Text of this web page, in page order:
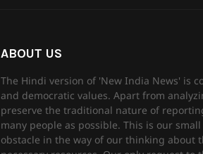
ABOUT US
The Hindi version of 'New India News' is
and democratic values. Apart from
preserve the traditional nature of
many people as possible. This is our
obstacle in the way of our thinking